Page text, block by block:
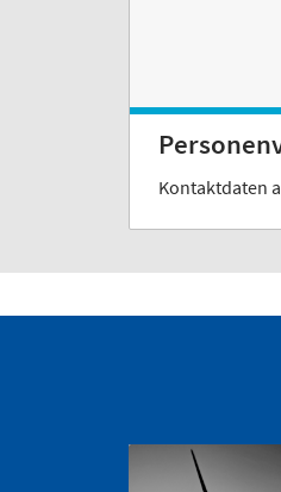
Kontaktdaten